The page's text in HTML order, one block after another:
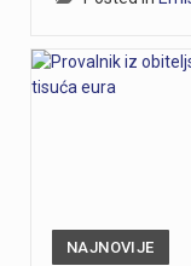
NAJNOVIJE